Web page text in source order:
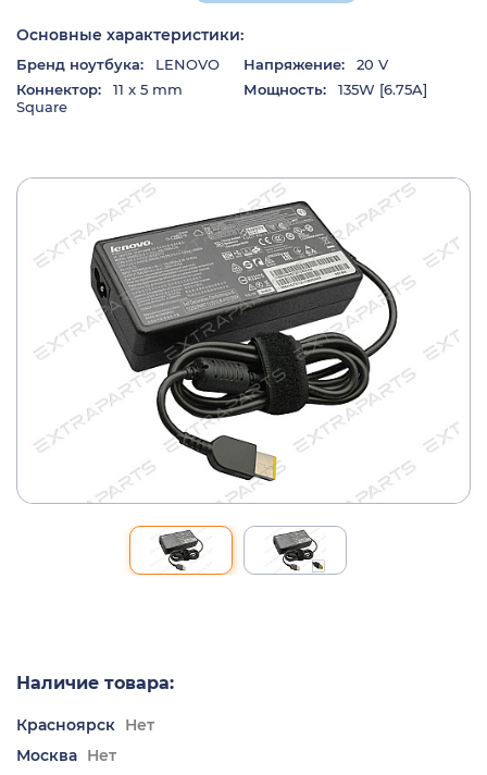
Основные характеристики:
Бренд ноутбука: LENOVO Напряжение:
20 V
Коннектор:
11 x 5 mm
Square
Мощность: 135W [6.75A]
Наличие товара:
Красноярск Нет
Москва Нет